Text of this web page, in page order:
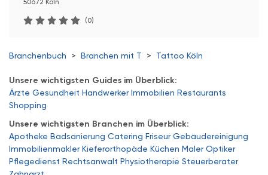
50672 Köln
(0)
Branchenbuch > Branchen mit T > Tattoo Köln
Unsere wichtigsten Guides im Überblick:
Ärzte Gesundheit Handwerker Immobilien Restaurants
Shopping
Unsere wichtigsten Branchen im Überblick:
Apotheke Badsanierung Catering Friseur Gebäudereinigung
Immobilienmakler Kieferorthopäde Küchen Maler Optiker
Pflegedienst Rechtsanwalt Physiotherapie Steuerberater